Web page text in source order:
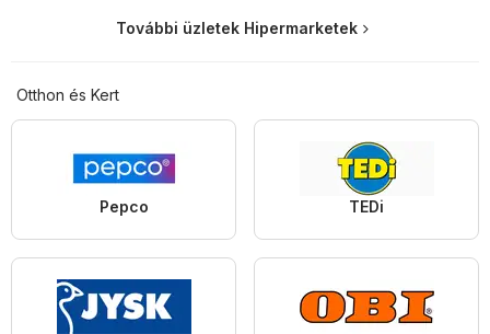
További üzletek Hipermarketek
Otthon és Kert
Pepco TEDi